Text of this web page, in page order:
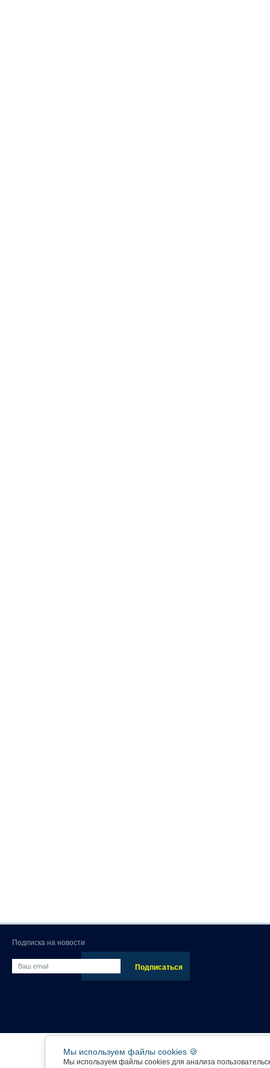
Подписка на новости
Мы используем файлы cookies 🍪
Мы используем файлы cookies для анализа